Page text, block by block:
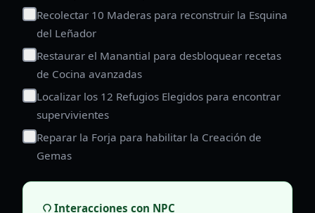
Recolectar 10 Maderas para reconstruir la Esquina
del Leñador
Restaurar el Manantial para desbloquear recetas
de Cocina avanzadas
Localizar los 12 Refugios Elegidos para encontrar
supervivientes
Reparar la Forja para habilitar la Creación de
Gemas
Interacciones con NPC